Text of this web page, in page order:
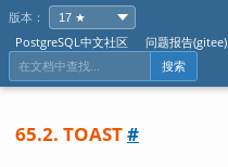
版本：
PostgreSQL中文社区
问题报告(gitee)
搜索
65.2. TOAST#